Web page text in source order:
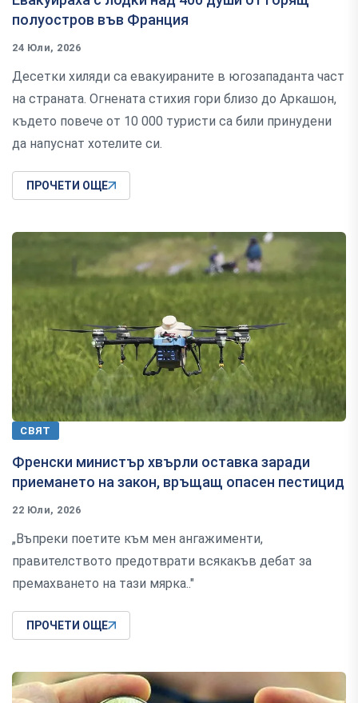
полуостров във Франция
24 Юли, 2026
Десетки хиляди са евакуираните в югозападанта част
на страната. Огнената стихия гори близо до Аркашон,
където повече от 10 000 туристи са били принудени
да напуснат хотелите си.
ПРОЧЕТИ ОЩЕ
СВЯТ
Френски министър хвърли оставка заради
приемането на закон, връщащ опасен пестицид
22 Юли, 2026
„Въпреки поетите към мен ангажименти,
правителството предотврати всякакъв дебат за
премахването на тази мярка.."
ПРОЧЕТИ ОЩЕ